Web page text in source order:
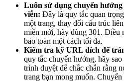
Luôn sử dụng chuyển
viễn: Đây là quy tắc quan
một trang, thay đổi cấu trúc
miền mới, hãy dùng 301. Điều
bảo toàn một cách tối đa.
Kiểm tra kỹ URL đích để
quy tắc chuyển hướng, hãy
trình duyệt để chắc chắn rằng
trang bạn mong muốn.